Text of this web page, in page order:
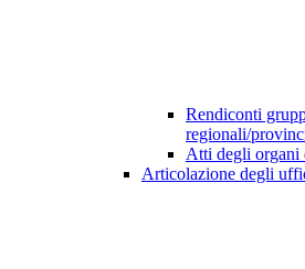
Rendiconti
regionali/
Atti degli organi
Articolazione degli